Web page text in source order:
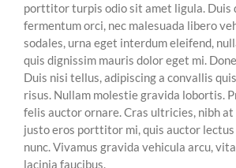
porttitor turpis odio sit amet ligula. Duis
fermentum orci, nec malesuada libero
sodales, urna eget interdum eleifend,
quis dignissim mauris dolor eget mi.
Duis nisi tellus, adipiscing a convallis
risus. Nullam molestie gravida lobortis.
felis auctor ornare. Cras ultricies, nibh
justo eros porttitor mi, quis auctor
nunc. Vivamus gravida vehicula arcu,
lacinia faucibus.